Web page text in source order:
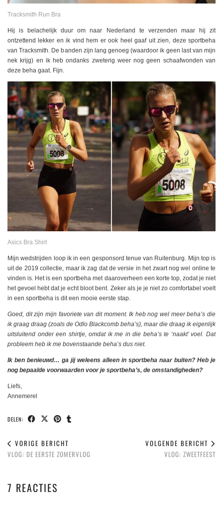
Tracksmith Run Bra
Hij is belachelijk duur om naar Nederland te verzenden maar hij zit
ontzettend lekker en ik vind hem er ook heel gaaf uit zien, deze sportbeha
van Tracksmith. De banden zijn lang genoeg (waardoor ik geen last van mijn
nek krijg) en ik heb ondanks zweterig weer nog geen schaafwonden van
deze beha gaat. Fijn.
Asics Bra Shirt
Mijn wedstrijden loop ik in een gesponsord tenue van Ruitenburg. Mijn top is
uit de 2019 collectie, maar ik zag dat de versie in het zwart nog wel online te
vinden is. Het is een sportbeha met daaroverheen een korte top, zodat je niet
het gevoel hebt dat je echt bloot bent. Zeker als je je niet zo comfortabel voelt
in een sportbeha is dit een mooie eerste stap.
Goed, dit zijn mijn favoriete van dit moment. Ik heb nog wel meer beha’s die
ik graag draag (zoals de Odlo Blackcomb beha’s), maar die draag ik eigenlijk
uitsluitend onder een shirtje, omdat ik me in die beha’s te ‘naakt’ voel. Dat
probleem heb ik me bovenstaande beha’s dus niet.
Ik ben benieuwd… ga jij weleens alleen in sportbeha naar buiten? Heb je
nog bepaalde voorwaarden voor je sportbeha’s, de omstandigheden?
Liefs,
Annemerel
DELEN:
VORIGE BERICHT
VLOG: DE EERSTE ZOMERVLOG
VOLGENDE BERICHT
VLOG: ZWEETFEEST
7 REACTIES